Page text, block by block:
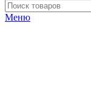
Меню